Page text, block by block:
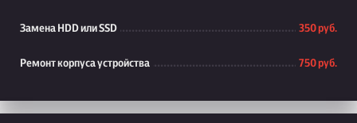
Замена HDD или SSD 350 руб.
Ремонт корпуса устройства 750 руб.